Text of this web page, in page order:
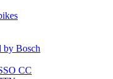
by Bosch
CC